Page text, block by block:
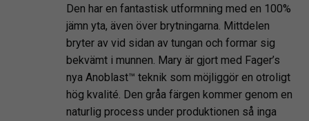
Den har en fantastisk utformning med en 100%
jämn yta, även över brytningarna. Mittdelen
bryter av vid sidan av tungan och formar sig
bekvämt i munnen. Mary är gjort med Fager’s
nya Anoblast™ teknik som möjliggör en otroligt
hög kvalité. Den gråa färgen kommer genom en
naturlig process under produktionen så inga